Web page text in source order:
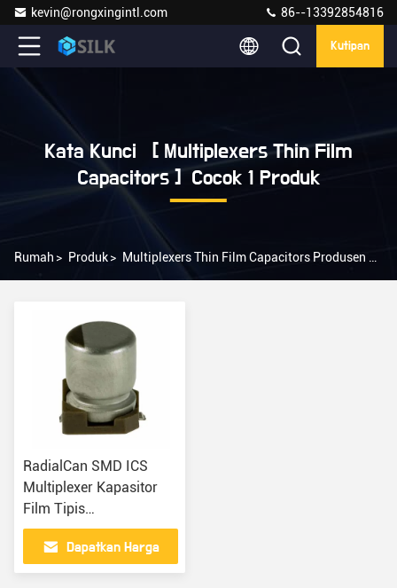
kevin@rongxingintl.com 86--13392854816
Kutipan
Kata Kunci [ Multiplexers Thin Film
Capacitors ] Cocok 1 Produk
Rumah > Produk> Multiplexers Thin Film Capacitors Produsen Daring
RadialCan SMD ICS
Multiplexer Kapasitor
Film Tipis
UWX1HR33MCL1GB
Dapatkan Harga